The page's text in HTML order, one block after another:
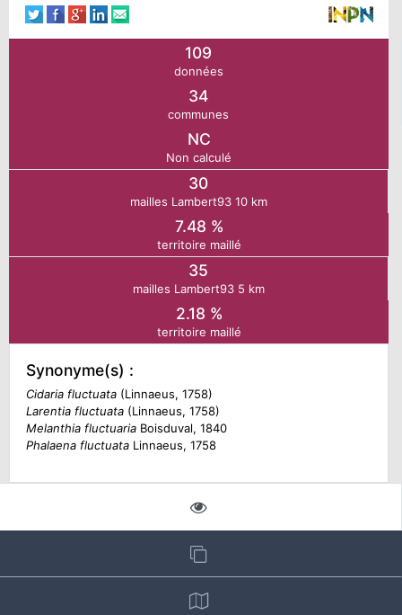
109
données
34
communes
NC
Non calculé
30
mailles Lambert93 10 km
7.48 %
territoire maillé
35
mailles Lambert93 5 km
2.18 %
territoire maillé
Synonyme(s) :
Cidaria fluctuata(Linnaeus, 1758)
Larentia fluctuata(Linnaeus, 1758)
Melanthia fluctuariaBoisduval, 1840
Phalaena fluctuataLinnaeus, 1758